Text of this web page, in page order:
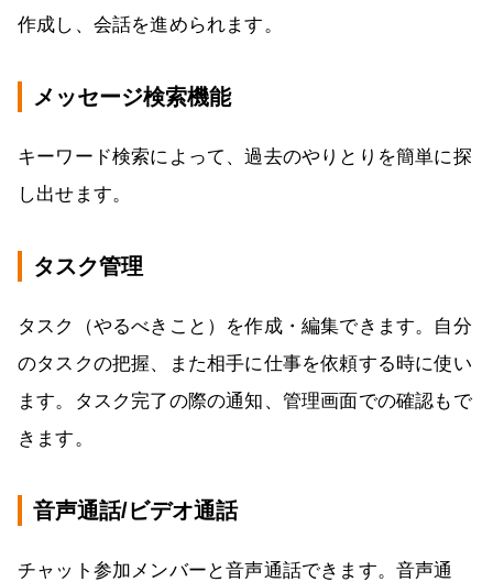
作成し、会話を進められます。
メッセージ検索機能
キーワード検索によって、過去のやりとりを簡単に探
し出せます。
タスク管理
タスク（やるべきこと）を作成・編集できます。自分
のタスクの把握、また相手に仕事を依頼する時に使い
ます。タスク完了の際の通知、管理画面での確認もで
きます。
音声通話/ビデオ通話
チャット参加メンバーと音声通話できます。音声通